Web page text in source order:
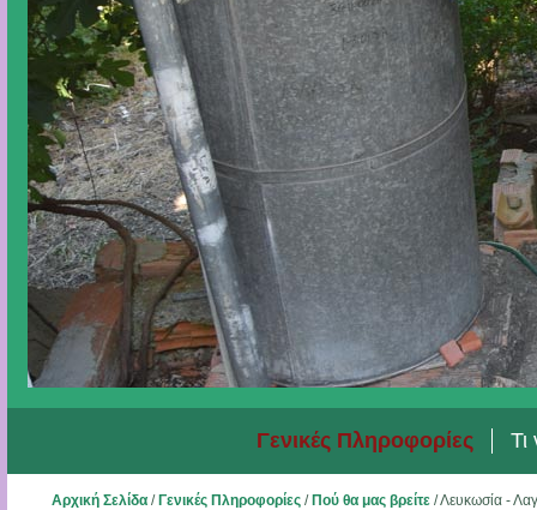
Γενικές Πληροφορίες Τι
Αρχική Σελίδα/ Γενικές Πληροφορίες/ Πού θα μας βρείτε /Λευκωσία -